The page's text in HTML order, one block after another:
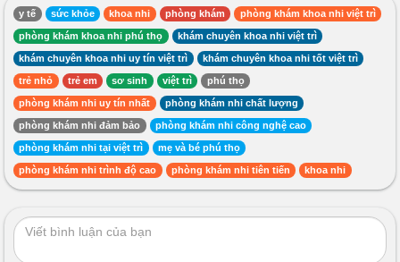
y tế sức khỏe khoa nhi phòng khám phòng khám khoa nhi việt trì
phòng khám khoa nhi phú thọ khám chuyên khoa nhi việt trì
khám chuyên khoa nhi uy tín việt trì khám chuyên khoa nhi tốt việt trì
trẻ nhỏ trẻ em sơ sinh việt trì phú thọ
phòng khám nhi uy tín nhất phòng khám nhi chất lượng
phòng khám nhi đảm bảo phòng khám nhi công nghệ cao
phòng khám nhi tại việt trì mẹ và bé phú thọ
phòng khám nhi trình độ cao phòng khám nhi tiên tiến khoa nhi